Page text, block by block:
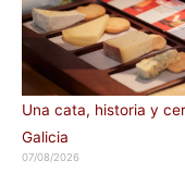
Una cata, historia y
Galicia
07/08/2026